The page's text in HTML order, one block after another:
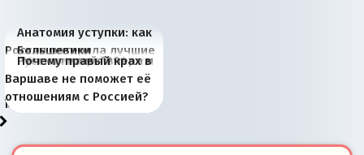
Анатомия уступки: как
Россия потеряла лучшие
рыбопромысловые
районы Баренцева
моря
Большевики
отличаются от «Яблока»
тем, что они -
победители
Киевская марионетка
Запада рассказала о
«переобувании» хозяев
В России назрели
перемены: 15 шагов к
суверенной экономике
Миграционный пожар
Европы
Россия начинает
сбрасывать балласт
Анкориджа
Россия зимой 1904
года: первые уступки во
внутренней политике
Русская нация вчера и
сегодня
Почему правый крах в
Варшаве не поможет её
отношениям с Россией?